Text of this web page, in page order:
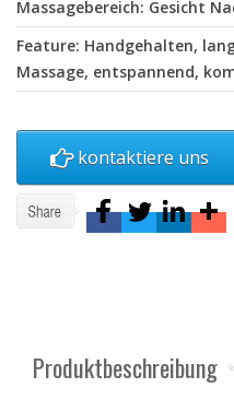
Massagebereich: Gesicht
Feature: Handgehalten,
Massage, entspannend,
kontaktiere uns
Produktbeschreibung